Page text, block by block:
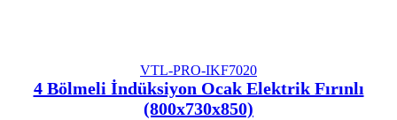
VTL-PRO-IKF7020
4 Bölmeli İndüksiyon Ocak Elektrik Fırınlı
(800x730x850)